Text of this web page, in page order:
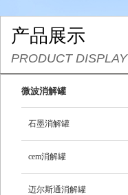
产品展示
PRODUCT DISPLAY
微波消解罐
石墨消解罐
cem消解罐
迈尔斯通消解罐